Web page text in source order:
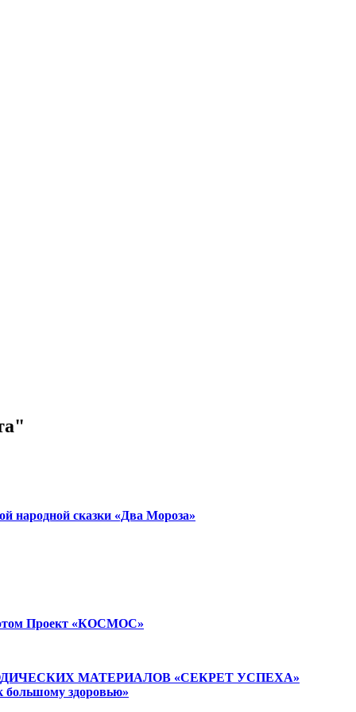
сказки «Два Мороза»
этом Проект «КОСМОС»
МАТЕРИАЛОВ «СЕКРЕТ УСПЕХА»
большому здоровью»